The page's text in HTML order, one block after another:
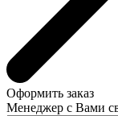
Оформить заказ
Менеджер с Вами